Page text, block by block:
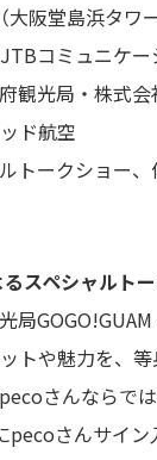
阪堂島浜タワ
コミュニケ
観光局・株式
ド航空
トークショー
スペシャルト
局
トや魅力を、等
さんならで
さんサイン